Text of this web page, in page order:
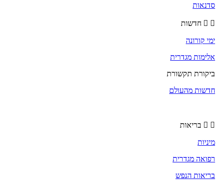
סדנאות
חדשות
ימי קורונה
אלימות מגדרית
ביקורת תקשורת
חדשות מהעולם
בריאות
מיניות
רפואה מגדרית
בריאות הנפש